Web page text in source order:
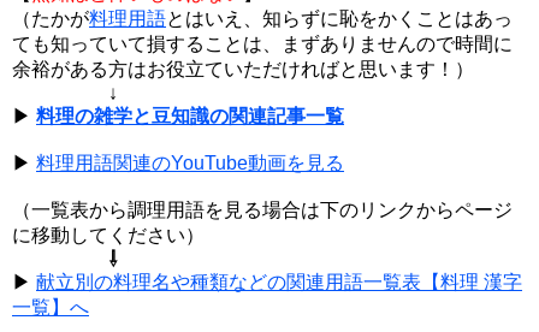
（たかが料理用語とはいえ、知らずに恥をかくことはあっ
ても知っていて損することは、まずありませんので時間に
余裕がある方はお役立ていただければと思います！）
↓
▶ 料理の雑学と豆知識の関連記事一覧
▶ 料理用語関連のYouTube動画を見る
（一覧表から調理用語を見る場合は下のリンクからページ
に移動してください）
⇩
▶ 献立別の料理名や種類などの関連用語一覧表【料理 漢字
一覧】へ